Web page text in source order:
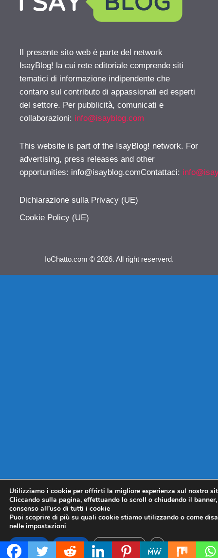
Il presente sito web è parte del network
IsayBlog! la cui rete editoriale comprende siti
tematici di informazione indipendente che
contano sul contributo di appassionati ed esperti
del settore. Per pubblicità, comunicati e
collaborazioni: info@isayblog.com
This website is part of the IsayBlog! network. For
advertising, press releases and other
opportunities: info@isayblog.comContattaci:
Dichiarazione sulla Privacy (UE)
Cookie Policy (UE)
IoChatto.com © 2026. All right reserverd.
Utilizziamo i cookie per offrirti la migliore esperienza sul nostro
Cliccando sulla pagina, effettuando lo scroll o chiudendo il
consenso all’uso di tutti i cookie
Puoi scoprire di più su quali cookie stiamo utilizzando o come
nelle impostazioni
Accetta Rifiuta Impostazioni CLOSE GDPR